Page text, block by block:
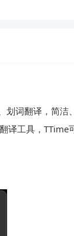
词翻译，简洁
译工具，TTime